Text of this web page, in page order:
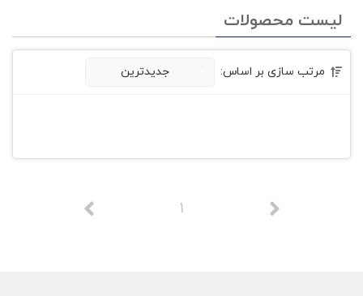
لیست محصولات
مرتب سازی بر اساس: جدیدترین
1